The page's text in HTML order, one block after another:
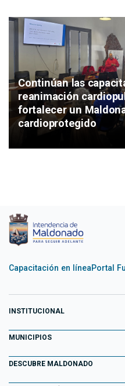
Continúan las
reanimación
fortalecer un
cardioprotegido
Capacitación en líneaPortal
INSTITUCIONAL
Equipo de Gobierno
Primeros 100 días
MUNICIPIOS
Aiguá
Garzón
DESCUBRE MALDONADO